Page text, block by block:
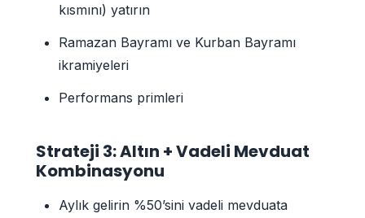
kısmını) yatırın
Ramazan Bayramı ve Kurban Bayramı
ikramiyeleri
Performans primleri
Strateji 3: Altın + Vadeli Mevduat
Kombinasyonu
Aylık gelirin %50’sini vadeli mevduata